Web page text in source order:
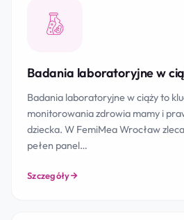
Badania laboratoryjne w
Badania laboratoryjne w ciąży to
monitorowania zdrowia mamy i
dziecka. W FemiMea Wrocław
pełen panel…
Szczegóły